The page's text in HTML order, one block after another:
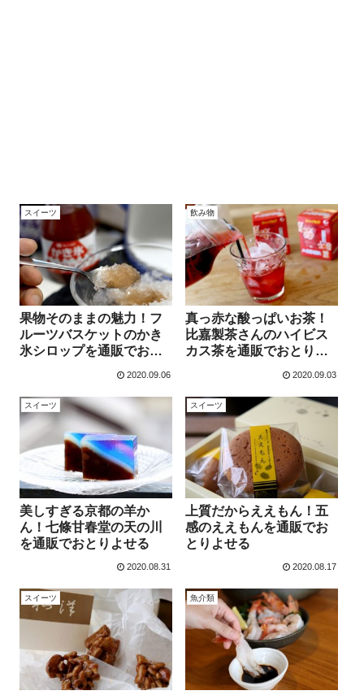
スイーツ
果物そのままの魅力！フ
ルーツバスケットのかき
氷シロップを通販でおと
2020.09.06
飲み物
真っ赤な酸っぱいお茶！
比嘉製茶さんのハイビス
カス茶を通販でおとりよ
2020.09.03
スイーツ
美しすぎる京都の羊か
ん！七條甘春堂の天の川
を通販でおとりよせる
2020.08.31
スイーツ
上質だからええもん！五
感のええもんを通販でお
とりよせる
2020.08.17
スイーツ 魚介類